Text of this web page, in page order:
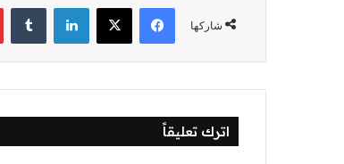
شاركها
فيسبوك لينكدإن
اترك تعليقاً